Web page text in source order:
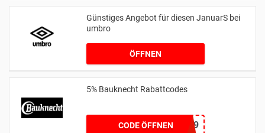
Günstiges Angebot für diesen JanuarS bei
umbro
ÖFFNEN
5% Bauknecht Rabattcodes
CODE ÖFFNENBK5W619